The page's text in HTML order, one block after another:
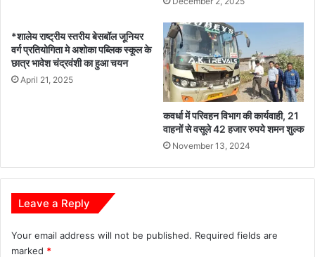
*शालेय राष्ट्रीय स्तरीय बेसबॉल जूनियर
वर्ग प्रतियोगिता मे अशोका पब्लिक स्कूल के
छात्र भावेश चंद्रवंशी का हुआ चयन
April 21, 2025
कवर्धा में परिवहन विभाग की कार्यवाही, 21
वाहनों से वसूले 42 हजार रुपये शमन शुल्क
November 13, 2024
Leave a Reply
Your email address will not be published. Required fields are
marked *